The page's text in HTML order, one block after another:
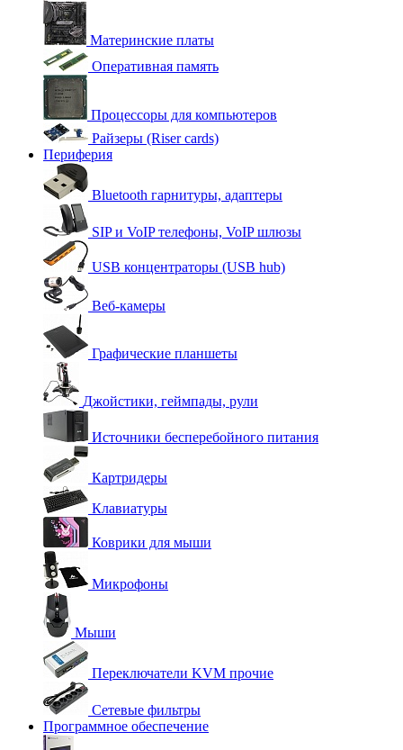
Материнские платы
Оперативная память
Процессоры для компьютеров
Райзеры (Riser cards)
Периферия
Bluetooth гарнитуры, адаптеры
SIP и VoIP телефоны, VoIP шлюзы
USB концентраторы (USB hub)
Веб-камеры
Графические планшеты
Джойстики, геймпады, рули
Источники бесперебойного питания
Картридеры
Клавиатуры
Коврики для мыши
Микрофоны
Мыши
Переключатели KVM прочие
Сетевые фильтры
Программное обеспечение